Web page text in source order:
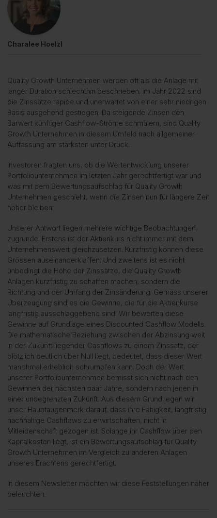
Charalee Hoelzl
Quality Growth Unternehmen werden oft als die Anlage mit
langer Duration schlechthin beschrieben. Im Jahr 2022 sind
die Zinssätze rapide und unerwartet von einer sehr niedrigen
Basis ausgehend gestiegen. Da steigende Zinsen den
Barwert künftiger Cashflow-Ströme schmälern, sind Quality
Growth Unternehmen in diesem Umfeld nach allgemeiner
Auffassung am stärksten unter Druck.
Investoren fragten uns, ob die Wertentwicklung unserer
Portfoliounternehmen im letzten Jahr gerechtfertigt war und
was mit dem Bewertungsaufschlag für Quality Growth
Unternehmen geschieht, wenn die Zinsen nun für längere Zeit
höher bleiben.
Unserer Antwort liegen mehrere wichtige Beobachtungen
zugrunde. Erstens ist der Aktienkurs nicht immer mit dem
Unternehmenswert gleichzusetzen. Kurzfristig können diese
Grössen auseinanderklaffen. Und zweitens ist es nicht
unbedingt die Höhe der Zinssätze, die Quality Growth
Anlagen kurzfristig zu schaffen machen, sondern die
Richtung und der Umfang der Zinsänderung. Gemäss unserer
Überzeugung sind es die Gewinne, die für die Aktienkurse
langfristig ausschlaggebend sind. Wir bewerten diese
Gewinne auf Grundlage eines Discounted Cashflow Modells.
Die mathematische Beziehung zwischen der Abzinsung weit
in der Zukunft liegender Cashflows zu einem Zinssatz, der
plötzlich deutlich über Null liegt, bedeutet, dass dieser Wert
manchmal erheblich schrumpfen kann. Doch der Wert
unserer Portfoliounternehmen bemisst sich nicht nach den
Gewinnen der nächsten paar Jahre, sondern nach jenen in
einer unbegrenzten Zukunft. Aus diesem Grund legen wir
unser Hauptaugenmerk darauf, dass ihre Fähigkeit, langfristig
nachhaltige Cashflows zu erwirtschaften, nicht in
Mitleidenschaft gezogen ist. Solange ihr Cashflow über den
Kapitalkosten liegt, ist ein Bewertungsaufschlag für Quality
Growth Unternehmen im Vergleich zu anderen Anlagen
unseres Erachtens gerechtfertigt.
In diesem Newsletter möchten wir diese Feststellungen näher
beleuchten.